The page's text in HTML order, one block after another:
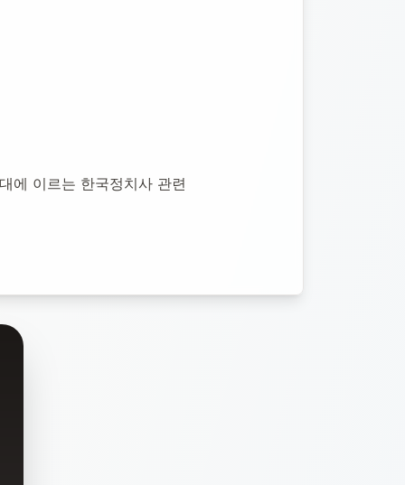
에 이르는 한국정치사 관련